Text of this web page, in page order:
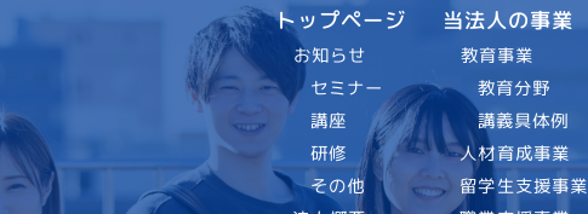
トップページ
お知らせ
セミナー
講座
研修
その他
当法人の事業
教育事業
教育分野
講義具体例
人材育成事業
留学生支援事業